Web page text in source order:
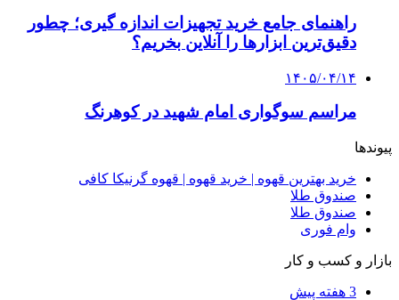
راهنمای جامع خرید تجهیزات اندازه گیری؛ چطور
دقیق‌ترین ابزارها را آنلاین بخریم؟
۱۴۰۵/۰۴/۱۴
مراسم سوگواری امام شهید در کوهرنگ
پیوندها
خرید بهترین قهوه | خرید قهوه | قهوه گرنیکا کافی
صندوق طلا
صندوق طلا
وام فوری
بازار و کسب و کار
3 هفته پیش